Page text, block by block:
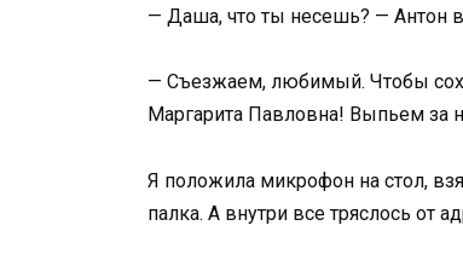
— Даша, что ты несешь? — Антон
— Съезжаем, любимый. Чтобы
Маргарита Павловна! Выпьем за
Я положила микрофон на стол,
палка. А внутри все тряслось от